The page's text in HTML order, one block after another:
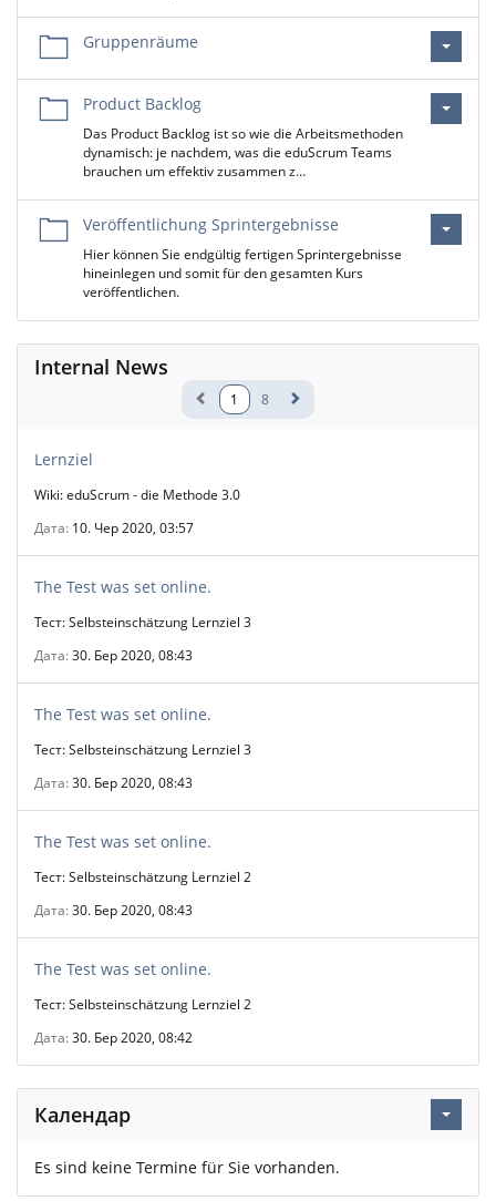
Gruppenräume
Product Backlog
Das Product Backlog ist so wie die Arbeitsmethoden
dynamisch: je nachdem, was die eduScrum Teams
brauchen um effektiv zusammen z…
Veröffentlichung Sprintergebnisse
Hier können Sie endgültig fertigen Sprintergebnisse
hineinlegen und somit für den gesamten Kurs
veröffentlichen.
Internal News
1 8
Lernziel
Wiki: eduScrum - die Methode 3.0
Дата 10. Чер 2020, 03:57
The Test was set online.
Тест: Selbsteinschätzung Lernziel 3
Дата 30. Бер 2020, 08:43
The Test was set online.
Тест: Selbsteinschätzung Lernziel 3
Дата 30. Бер 2020, 08:43
The Test was set online.
Тест: Selbsteinschätzung Lernziel 2
Дата 30. Бер 2020, 08:43
The Test was set online.
Тест: Selbsteinschätzung Lernziel 2
Дата 30. Бер 2020, 08:42
Календар
Es sind keine Termine für Sie vorhanden.